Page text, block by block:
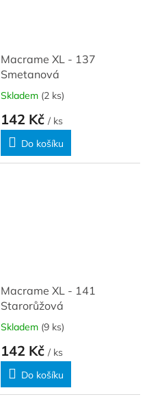
Macrame XL - 137
Smetanová
Skladem (2 ks)
142 Kč / ks
Do košíku
Macrame XL - 141
Starorůžová
Skladem (9 ks)
142 Kč / ks
Do košíku